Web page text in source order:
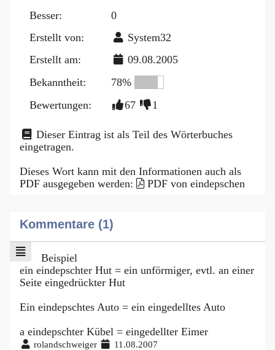
Besser:
0
Erstellt von:
System32
Erstellt am:
09.08.2005
Bekanntheit:
78%
Bewertungen:
67 1
Dieser Eintrag ist als Teil des Wörterbuches
eingetragen.
Dieses Wort kann mit den Informationen auch als
PDF ausgegeben werden:
PDF von eindepschen
Kommentare (1)
Beispiel
ein eindepschter Hut = ein unförmiger, evtl. an einer
Seite eingedrückter Hut
Ein eindepschtes Auto = ein eingedelltes Auto
a eindepschter Kübel = eingedellter Eimer
rolandschweiger 11.08.2007